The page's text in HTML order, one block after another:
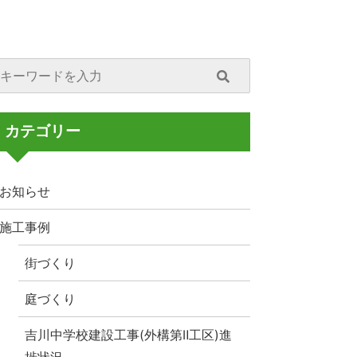
カテゴリー
お知らせ
施工事例
街づくり
庭づくり
吉川中学校建設工事(外構第Ⅱ工区)進